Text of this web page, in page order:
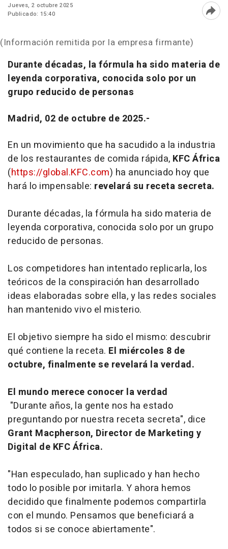
Jueves, 2 octubre 2025
Publicado: 15:40
(Información remitida por la empresa firmante)
Durante décadas, la fórmula ha sido materia de
leyenda corporativa, conocida solo por un
grupo reducido de personas
Madrid, 02 de octubre de 2025.-
En un movimiento que ha sacudido a la industria
de los restaurantes de comida rápida, KFC África
(https://global.KFC.com) ha anunciado hoy que
hará lo impensable: revelará su receta secreta.
Durante décadas, la fórmula ha sido materia de
leyenda corporativa, conocida solo por un grupo
reducido de personas.
Los competidores han intentado replicarla, los
teóricos de la conspiración han desarrollado
ideas elaboradas sobre ella, y las redes sociales
han mantenido vivo el misterio.
El objetivo siempre ha sido el mismo: descubrir
qué contiene la receta. El miércoles 8 de
octubre, finalmente se revelará la verdad.
El mundo merece conocer la verdad
"Durante años, la gente nos ha estado
preguntando por nuestra receta secreta", dice
Grant Macpherson, Director de Marketing y
Digital de KFC África.
"Han especulado, han suplicado y han hecho
todo lo posible por imitarla. Y ahora hemos
decidido que finalmente podemos compartirla
con el mundo. Pensamos que beneficiará a
todos si se conoce abiertamente".